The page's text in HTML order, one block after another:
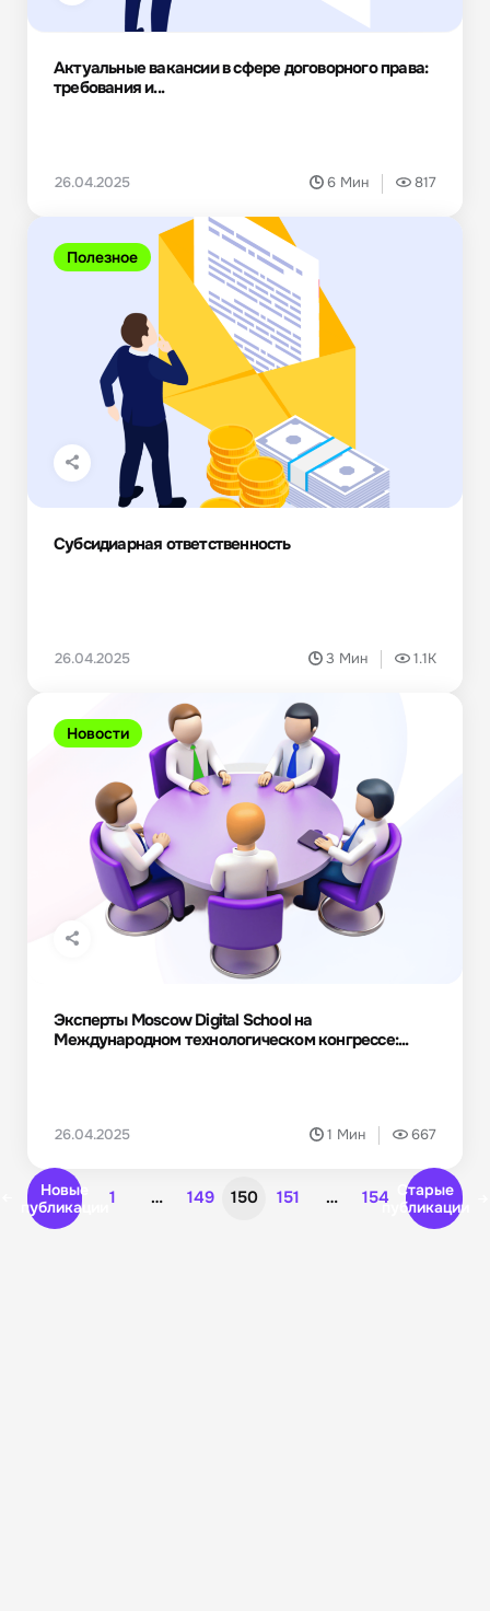
Актуальные вакансии в сфере договорного права:
требования и...
26.04.2025 6 Мин 817
Полезное
Субсидиарная ответственность
26.04.2025 3 Мин 1.1K
Новости
Эксперты Moscow Digital School на
Международном технологическом конгрессе:...
26.04.2025 1 Мин 667
Новые
публикации 1 … 149 150 151 … 154
Старые
публикации